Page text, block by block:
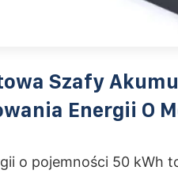
Szafy
Energii O
o pojemności 50 kWh